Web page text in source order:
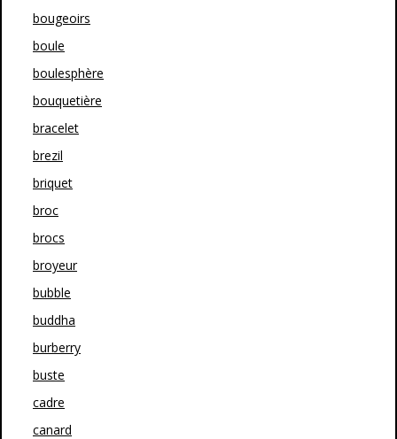
bougeoirs
boule
boulesphère
bouquetière
bracelet
brezil
briquet
broc
brocs
broyeur
bubble
buddha
burberry
buste
cadre
canard